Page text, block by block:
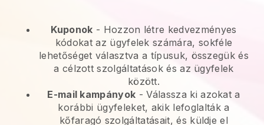
Kuponok - Hozzon létre kedvezményes
kódokat az ügyfelek számára, sokféle
lehetőséget választva a típusuk, összegük és
a célzott szolgáltatások és az ügyfelek
között.
E-mail kampányok -Válassza ki azokat a
korábbi ügyfeleket, akik lefoglalták a
kőfaragó szolgáltatásait, és küldje el